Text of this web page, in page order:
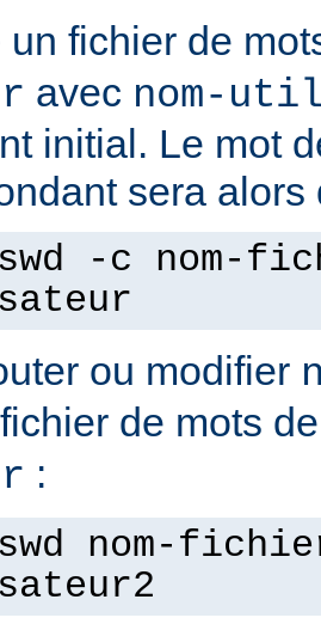
un fichier de
avec nom-
initial. Le mot
sera alors
-c nom-
ou modifier
de mots
:
nom-